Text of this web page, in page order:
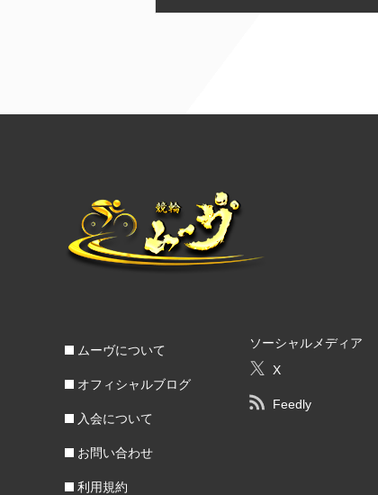
ムーヴについて
オフィシャルブログ
入会について
お問い合わせ
利用規約
ソーシャルメディア
X
Feedly